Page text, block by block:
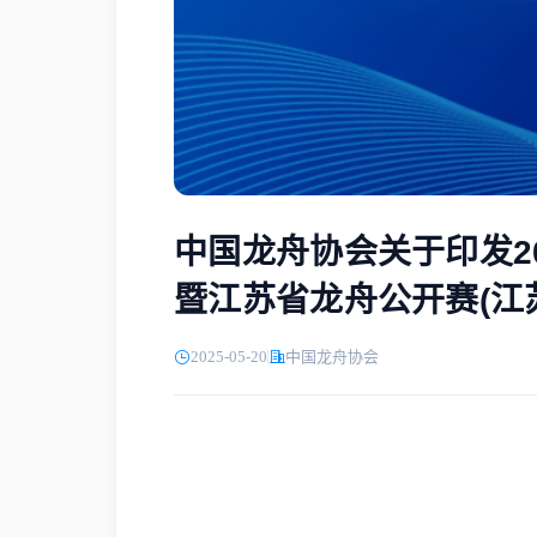
中国龙舟协会关于印
暨江苏省龙舟公开赛(江
2025-05-20 中国龙舟协会